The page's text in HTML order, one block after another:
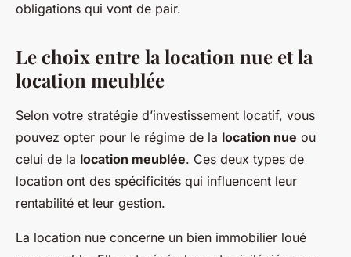
obligations qui vont de pair.
Le choix entre la location nue et la
location meublée
Selon votre stratégie d’investissement locatif, vous
pouvez opter pour le régime de la location nue ou
celui de la location meublée. Ces deux types de
location ont des spécificités qui influencent leur
rentabilité et leur gestion.
La location nue concerne un bien immobilier loué